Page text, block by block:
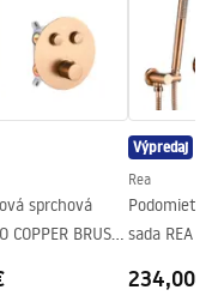
bazéne resp
sprchová
COPPER BRUSH
Výpredaj
Rea
sada REA
234,00 €